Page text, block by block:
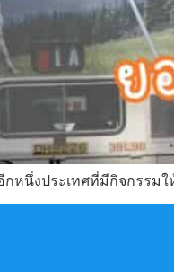
กหนึ่งประเทศที่มีกิจกรรม